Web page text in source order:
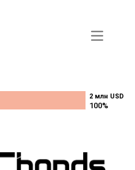
2 млн USD
100%
2 млн USD
100%